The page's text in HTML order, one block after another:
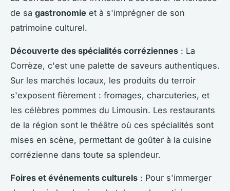
de sa gastronomie et à s'imprégner de son
patrimoine culturel.
Découverte des spécialités corréziennes : La
Corrèze, c'est une palette de saveurs authentiques.
Sur les marchés locaux, les produits du terroir
s'exposent fièrement : fromages, charcuteries, et
les célèbres pommes du Limousin. Les restaurants
de la région sont le théâtre où ces spécialités sont
mises en scène, permettant de goûter à la cuisine
corrézienne dans toute sa splendeur.
Foires et événements culturels : Pour s'immerger